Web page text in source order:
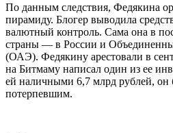
По данным следствия, Федякина
пирамиду. Блогер выводила
валютный контроль. Сама она в
страны — в России и
(ОАЭ). Федякину арестовали в
на Битмаму написал один из ее
ей наличными 6,7 млрд рублей, он
потерпевшим.